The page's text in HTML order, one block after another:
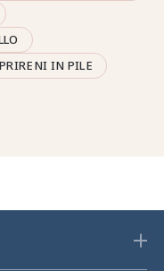
IN PILE